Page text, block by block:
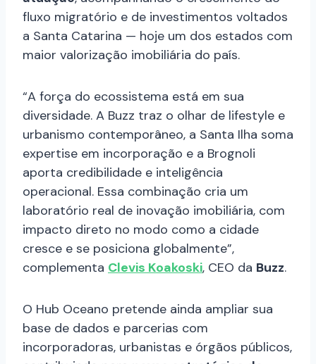
fluxo migratório e de investimentos voltados
a Santa Catarina — hoje um dos estados com
maior valorização imobiliária do país.
“A força do ecossistema está em sua
diversidade. A Buzz traz o olhar de lifestyle e
urbanismo contemporâneo, a Santa Ilha soma
expertise em incorporação e a Brognoli
aporta credibilidade e inteligência
operacional. Essa combinação cria um
laboratório real de inovação imobiliária, com
impacto direto no modo como a cidade
cresce e se posiciona globalmente”,
complementa Clevis Koakoski, CEO da Buzz.
O Hub Oceano pretende ainda ampliar sua
base de dados e parcerias com
incorporadoras, urbanistas e órgãos públicos,